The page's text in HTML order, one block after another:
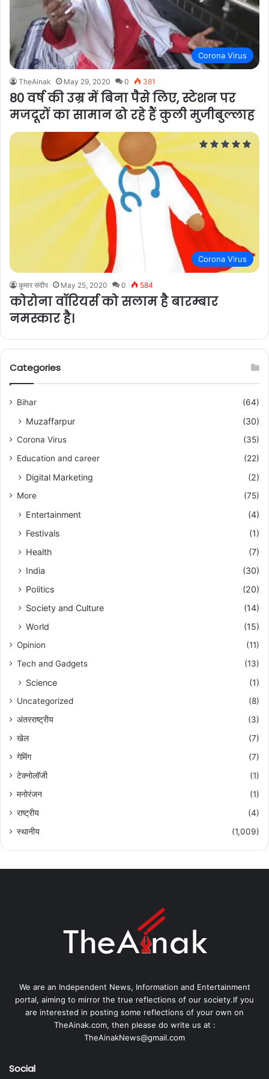
Corona Virus
TheAinak May 29, 2020 0 381
80 वर्ष की उम्र में बिना पैसे लिए, स्टेशन पर
मजदूरों का सामान ढो रहे हैं कुली मुजीबुल्लाह
Corona Virus
कुमार संदीप May 25, 2020 0 584
कोरोना वॉरियर्स को सलाम है बारम्बार
नमस्कार है।
Categories
Bihar (64)
Muzaffarpur (30)
Corona Virus
(35)
Education and career
(22)
Digital Marketing (2)
More (75)
Entertainment
(4)
Festivals
(1)
Health
(7)
India
(30)
Politics
(20)
Society and Culture
(14)
World
(15)
Opinion
(11)
Tech and Gadgets
(13)
Science (1)
Uncategorized
(8)
अंतरराष्ट्रीय
(3)
खेल
(7)
गेमिंग
(7)
टेक्नोलॉजी
(1)
मनोरंजन
(1)
राष्ट्रीय
(4)
स्थानीय
(1,009)
We are an Independent News, Information and Entertainment
portal, aiming to mirror the true reflections of our society.If you
are interested in posting some reflections of your own on
TheAinak.com, then please do write us at :
TheAinakNews@gmail.com
Social